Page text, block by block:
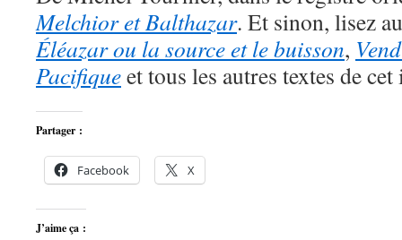
Melchior et Balthazar. Et sinon, lisez
Éléazar ou la source et le buisson,
Pacifiqueet tous les autres textes de
Partager :
Facebook X
J’aime ça :